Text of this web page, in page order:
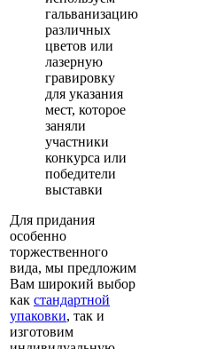
гальванизацию
различных
цветов или
лазерную
гравировку
для указания
мест, которое
заняли
участники
конкурса или
победители
выставки
Для придания
особенно
торжественного
вида, мы предложим
Вам широкий выбор
как стандартной
упаковки, так и
изготовим